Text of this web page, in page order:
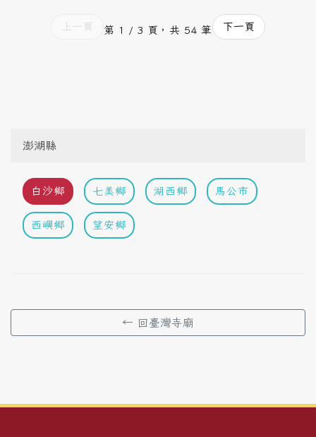
上一頁 第 1 / 3 頁，共 54 筆 下一頁
澎湖縣
白沙鄉 七美鄉 湖西鄉 馬公市
西嶼鄉 望安鄉
← 回臺灣寺廟